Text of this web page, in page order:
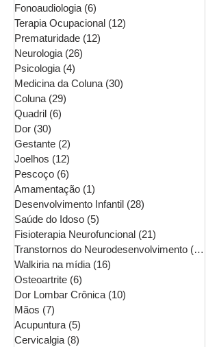
Fonoaudiologia (6)
Terapia Ocupacional (12)
Prematuridade (12)
Neurologia (26)
Psicologia (4)
Medicina da Coluna (30)
Coluna (29)
Quadril (6)
Dor (30)
Gestante (2)
Joelhos (12)
Pescoço (6)
Amamentação (1)
Desenvolvimento Infantil (28)
Saúde do Idoso (5)
Fisioterapia Neurofuncional (21)
Transtornos do Neurodesenvolvimento (16)
Walkiria na mídia (16)
Osteoartrite (6)
Dor Lombar Crônica (10)
Mãos (7)
Acupuntura (5)
Cervicalgia (8)